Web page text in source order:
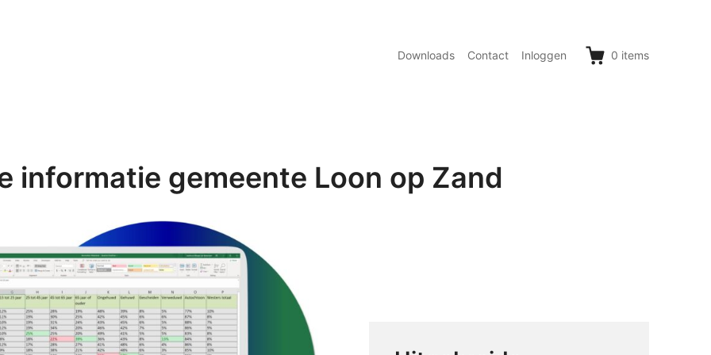
Downloads Contact Inloggen 0 items
informatie gemeente Loon op Zand